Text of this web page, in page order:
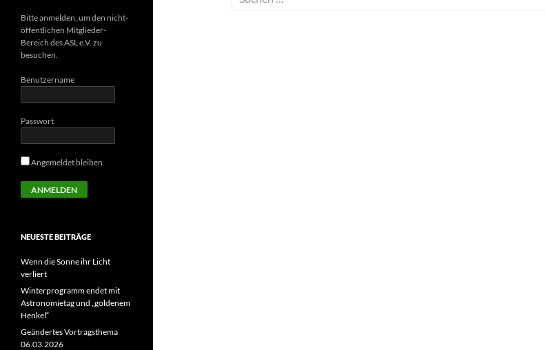
nach:
Bitte anmelden, um den nicht-
öffentlichen Mitglieder-
Bereich des ASL e.V. zu
besuchen.
Benutzername
Passwort
Angemeldet bleiben
NEUESTE BEITRÄGE
Wenn die Sonne ihr Licht
verliert
Winterprogramm endet mit
Astronomietag und „goldenem
Henkel“
Geändertes Vortragsthema
06.03.2026